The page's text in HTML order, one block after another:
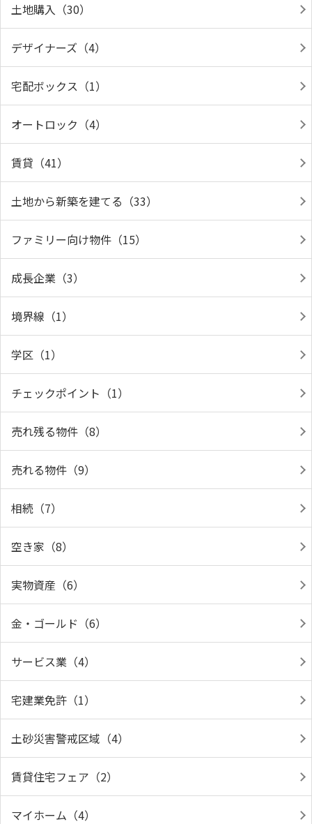
土地購入（30）
デザイナーズ（4）
宅配ボックス（1）
オートロック（4）
賃貸（41）
土地から新築を建てる（33）
ファミリー向け物件（15）
成長企業（3）
境界線（1）
学区（1）
チェックポイント（1）
売れ残る物件（8）
売れる物件（9）
相続（7）
空き家（8）
実物資産（6）
金・ゴールド（6）
サービス業（4）
宅建業免許（1）
土砂災害警戒区域（4）
賃貸住宅フェア（2）
マイホーム（4）